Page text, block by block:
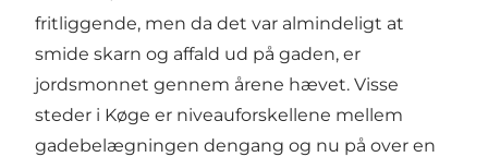
fritliggende, men da det var almindeligt at
smide skarn og affald ud på gaden, er
jordsmonnet gennem årene hævet. Visse
steder i Køge er niveauforskellene mellem
gadebelægningen dengang og nu på over en